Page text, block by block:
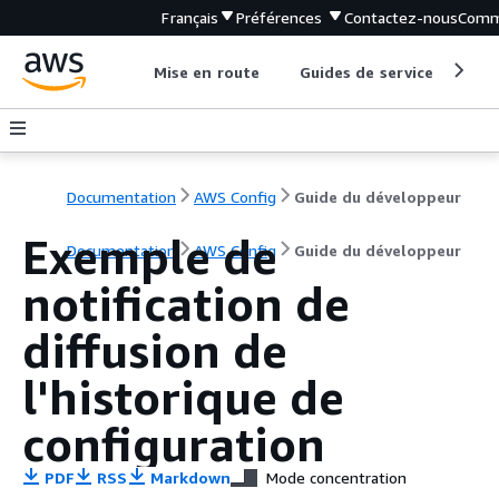
Français Préférences Contactez-nous
Mise en route Guides de service
Documentation AWS Config Guide du développeur
Documentation AWS Config Guide du développeur
Exemple de
notification de
diffusion de
l'historique de
configuration
PDF RSS Markdown Mode concentration